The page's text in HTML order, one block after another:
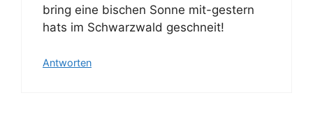
bring eine bischen Sonne mit-gestern
hats im Schwarzwald geschneit!
Antworten